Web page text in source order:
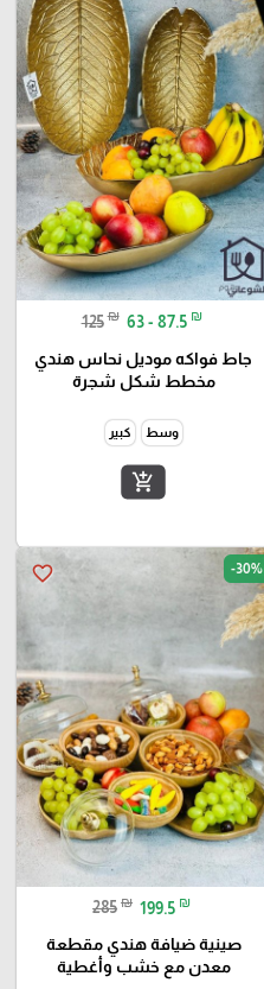
125 ₪ 63 - 87.5 ₪
جاط فواكه موديل نحاس هندي
مخطط شكل شجرة
وسط كبير
add_shopping_cart
favorite_border -30%
285 ₪ 199.5 ₪
صينية ضيافة هندي مقطعة
معدن مع خشب وأغطية